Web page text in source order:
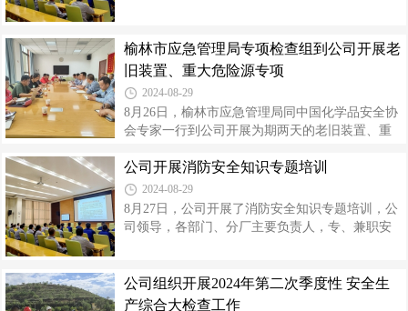
灾手动报警控制按钮，模拟单体储槽火情，联动
拉练专职消防队。公司专职消防队和聚氯乙烯分
厂相关人员做到快速响应，合理处置。
全管理有关的法律法规，普及了消防安全基本常
识，传授了消防设施维护保养及使用方法，结合
生的基本技能，同时，对危险化学品企业消防安
全管理作出了针对性分析和建议。此次消防安全
知识培训内容丰富，实用性强，提高了各级消防
安全管理人员的消防安全管理水平，夯实了公司
消防安全“防火墙”的基础。公司始终高度
榆林市应急管理局专项检查组到公司开展老
旧装置、重大危险源专项
2024-08-29
8月26日，榆林市应急管理局同中国化学品安全协
会专家一行到公司开展为期两天的老旧装置、重
参加，公司副总经理高利平及各部门、分厂相关
人员陪同检查。检查组一行按专业分为安全基础
管理、工艺、设备、电仪、消防五个小组，先后
深入液氯中间储罐区、单体储槽、乙炔气柜、集
全面细致的检查。随后查阅了公司安全管理制
度、安全现状评价报告等档案资料，并就检查过
公司开展消防安全知识专题培训
2024-08-29
8月27日，公司开展了消防安全知识专题培训，公
司领导，各部门、分厂主要负责人，专、兼职安
全管理有关的法律法规，普及了消防安全基本常
识，传授了消防设施维护保养及使用方法，结合
公司组织开展2024年第二次季度性 安全生
产综合大检查工作